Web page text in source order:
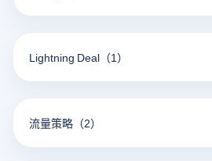
Lightning Deal （1）
流量策略 （2）